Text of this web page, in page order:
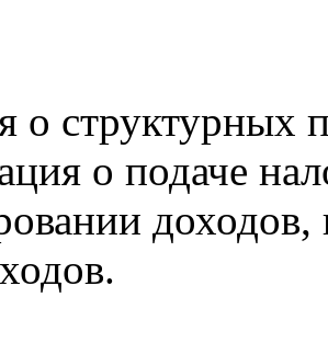
о структурных
о подаче
доходов,